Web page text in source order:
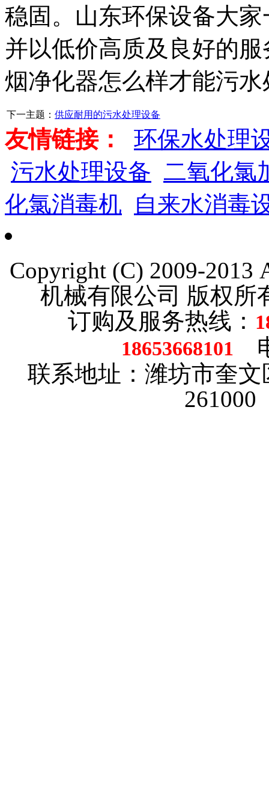
稳固。山东环保设备大
并以低价高质及良好的
烟净化器怎么样才能污
下一主题： 供应耐用的污水处理设备
友情链接：
环保水处理
污水处理设备 二氧化氯
化氯消毒机
自来水消毒
Copyright (C) 2009-2013
机械有限公司 版权
订购及服务热线：
18653668101
联系地址：潍坊市奎